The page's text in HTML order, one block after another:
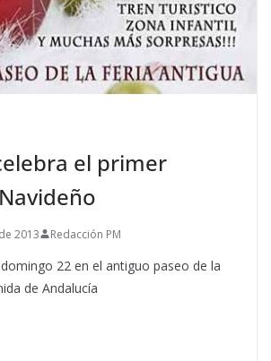
el primer
2013 Redacción PM
22 en el antiguo paseo de la
de Andalucía